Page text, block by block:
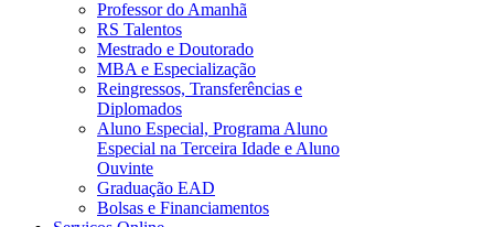
Professor do Amanhã
RS Talentos
Mestrado e Doutorado
MBA e Especialização
Reingressos, Transferências e
Diplomados
Aluno Especial, Programa Aluno
Especial na Terceira Idade e Aluno
Ouvinte
Graduação EAD
Bolsas e Financiamentos